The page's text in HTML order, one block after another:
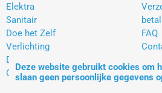
Elektra
Sanitair
Doe het Zelf
Verlichting
Diversen
Opruiming
FAQ
Deze website gebruikt cookies om
slaan geen persoonlijke gegevens